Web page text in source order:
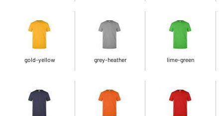
gold-yellow grey-heather lime-green